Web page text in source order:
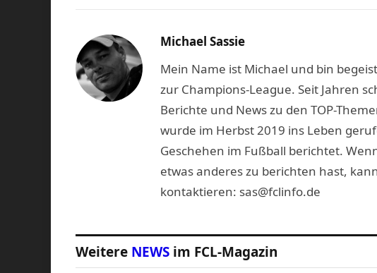
Michael Sassie
Mein Name ist Michael und bin
zur Champions-League. Seit Jahren
Berichte und News zu den TOP-
wurde im Herbst 2019 ins Leben
Geschehen im Fußball berichtet.
etwas anderes zu berichten hast,
kontaktieren: sas@fclinfo.de
Weitere NEWS im FCL-Magazin